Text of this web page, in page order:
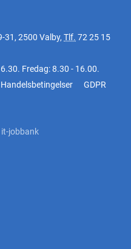
31, 2500 Valby, Tlf. 72 25 15
Fredag: 8.30 - 16.00.
Handelsbetingelser
GDPR